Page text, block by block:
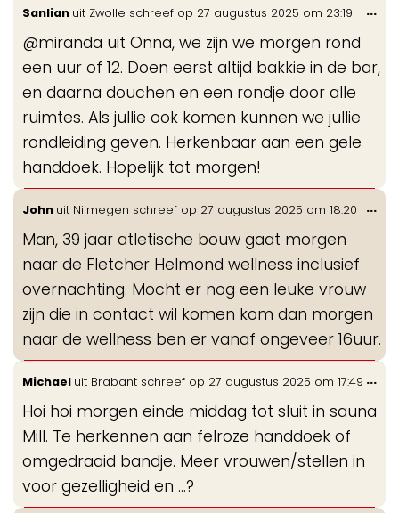
Sanlian uit Zwolle schreef op 27 augustus 2025 om 23:19
@miranda uit Onna, we zijn we morgen rond
een uur of 12. Doen eerst altijd bakkie in de bar,
en daarna douchen en een rondje door alle
ruimtes. Als jullie ook komen kunnen we jullie
rondleiding geven. Herkenbaar aan een gele
handdoek. Hopelijk tot morgen!
...
John uit Nijmegen schreef op 27 augustus 2025 om 18:20
Man, 39 jaar atletische bouw gaat morgen
naar de Fletcher Helmond wellness inclusief
overnachting. Mocht er nog een leuke vrouw
zijn die in contact wil komen kom dan morgen
naar de wellness ben er vanaf ongeveer 16uur.
...
Michael uit Brabant schreef op 27 augustus 2025 om 17:49
Hoi hoi morgen einde middag tot sluit in sauna
Mill. Te herkennen aan felroze handdoek of
omgedraaid bandje. Meer vrouwen/stellen in
voor gezelligheid en …?
...